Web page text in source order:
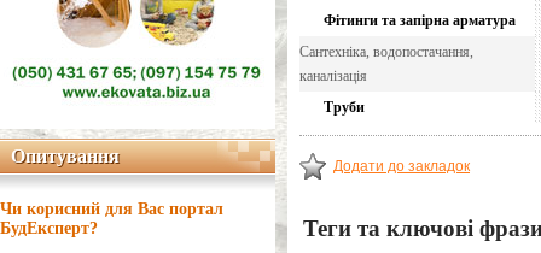
Опитування
Опитування
Чи корисний для Вас портал
БудЕксперт?
Фітинги та запірна арматура
Сантехніка, водопостачання,
каналізація
Труби
Додати до закладок
Теги та ключові